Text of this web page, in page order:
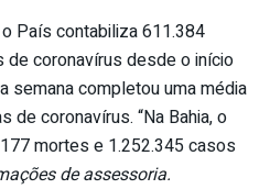
País contabiliza 611.384
coronavírus desde o início
semana completou uma média
de coronavírus. “Na Bahia, o
mortes e 1.252.345 casos
de assessoria.